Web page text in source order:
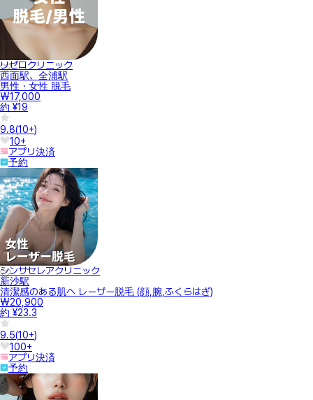
リゼロクリニック
西面駅、全浦駅
男性・女性 脱毛
₩17,000
約 ¥19
9.8(10+)
10+
アプリ決済
予約
シンサセレアクリニック
新沙駅
清潔感のある肌へ レーザー脱毛 (顔,腕,ふくらはぎ)
₩20,900
約 ¥23.3
9.5(10+)
100+
アプリ決済
予約